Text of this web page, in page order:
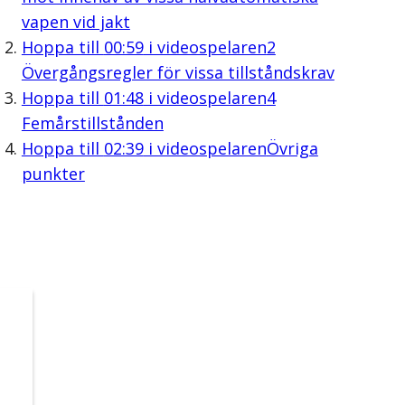
vapen vid jakt
Hoppa till 00:59i videospelaren2
Övergångsregler för vissa tillståndskrav
Hoppa till 01:48i videospelaren4
Femårstillstånden
Hoppa till 02:39i videospelarenÖvriga
punkter